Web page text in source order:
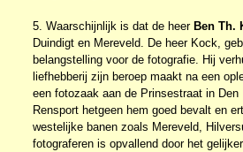
5. Waarschijnlijk is dat de heer Ben Th.
Duindigt en Mereveld. De heer Kock,
belangstelling voor de fotografie. Hij
liefhebberij zijn beroep maakt na een
een fotozaak aan de Prinsestraat in
Rensport hetgeen hem goed bevalt en
westelijke banen zoals Mereveld,
fotograferen is opvallend door het